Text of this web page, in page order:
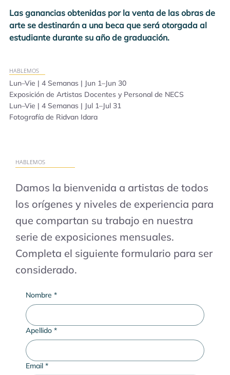
Las ganancias obtenidas por la venta de las obras de
arte se destinarán a una beca que será otorgada al
estudiante durante su año de graduación.
HABLEMOS
Lun–Vie | 4 Semanas | Jun 1–Jun 30
Exposición de Artistas Docentes y Personal de NECS
Lun–Vie | 4 Semanas | Jul 1–Jul 31
Fotografía de Ridvan Idara
HABLEMOS
Damos la bienvenida a artistas de todos
los orígenes y niveles de experiencia para
que compartan su trabajo en nuestra
serie de exposiciones mensuales.
Completa el siguiente formulario para ser
considerado.
Nombre *
Apellido *
Email *